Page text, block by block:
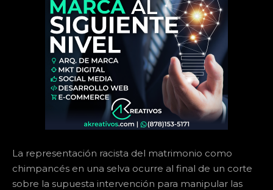
La representación racista del matrimonio como
chimpancés en una selva ocurre al final de un corte
sobre la supuesta intervención para manipular las